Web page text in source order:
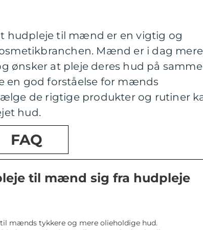
hudpleje til mænd er en vigtig og
Mænd er i dag mere
ønsker at pleje deres hud på samme
en god forståelse for mænds
de rigtige produkter og rutiner
hud.
FAQ
til mænd sig fra hudpleje
mænds tykkere og mere olieholdige hud.